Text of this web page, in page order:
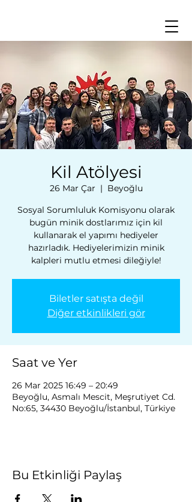
Kil Atölyesi
26 Mar Çar
  |
Beyoğlu
Sosyal Sorumluluk Komisyonu olarak
bugün minik dostlarımız için kil
kullanarak el yapımı hediyeler
hazırladık. Hediyelerimizin minik
kalpleri mutlu etmesi dileğiyle!
Biletler satışta değil
Diğer etkinlikleri gör
Saat ve Yer
26 Mar 2025 16:49 – 20:49
Beyoğlu, Asmalı Mescit, Meşrutiyet Cd.
No:65, 34430 Beyoğlu/İstanbul, Türkiye
Bu Etkinliği Paylaş